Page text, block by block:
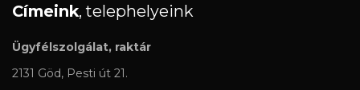
Címeink, telephelyeink
Ügyfélszolgálat, raktár
2131 Göd, Pesti út 21.